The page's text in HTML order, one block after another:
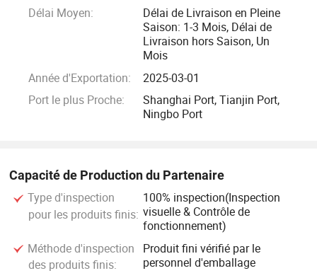
Délai Moyen:
Délai de Livraison en Pleine
Saison: 1-3 Mois, Délai de
Livraison hors Saison, Un
Mois
Année d'Exportation:
2025-03-01
Port le plus Proche:
Shanghai Port, Tianjin Port,
Ningbo Port
Capacité de Production du Partenaire
Type d'inspection
pour les produits finis:
100% inspection(Inspection
visuelle & Contrôle de
fonctionnement)
Méthode d'inspection
des produits finis:
Produit fini vérifié par le
personnel d'emballage